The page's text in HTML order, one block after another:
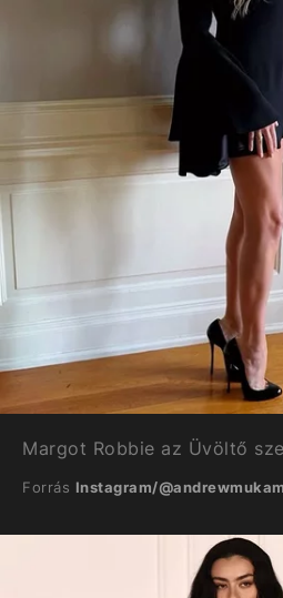
Margot Robbie az Üvöltő
Forrás Instagram/